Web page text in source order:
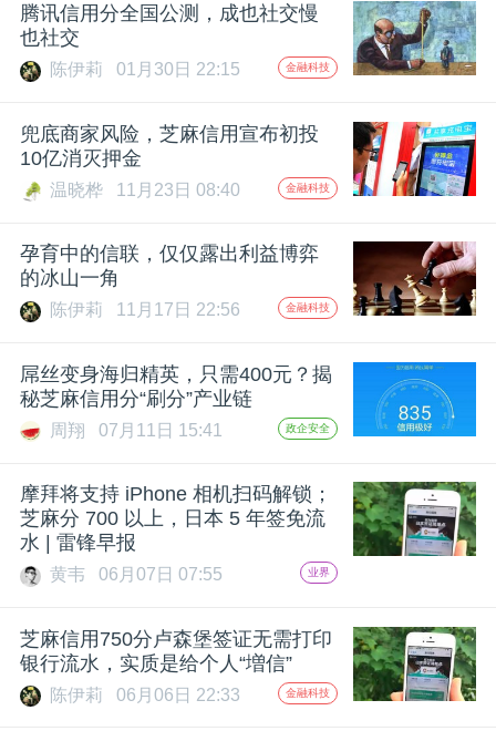
中
心
GAIR
题
搞
腾讯信用分全国公测，成也社交慢
也社交
陈伊莉 01月30日 22:15 金融科技
兜底商家风险，芝麻信用宣布初投
10亿消灭押金
温晓桦 11月23日 08:40 金融科技
孕育中的信联，仅仅露出利益博弈
的冰山一角
陈伊莉 11月17日 22:56 金融科技
屌丝变身海归精英，只需400元？揭
秘芝麻信用分“刷分”产业链
周翔 07月11日 15:41 政企安全
摩拜将支持 iPhone 相机扫码解锁；
芝麻分 700 以上，日本 5 年签免流
水 | 雷锋早报
黄韦 06月07日 07:55 业界
芝麻信用750分卢森堡签证无需打印
银行流水，实质是给个人“増信”
陈伊莉 06月06日 22:33 金融科技